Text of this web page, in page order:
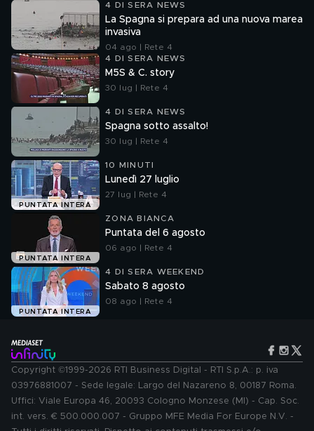
4 DI SERA NEWS
La Spagna si prepara ad una nuova marea
invasiva
04 ago | Rete 4
4 DI SERA NEWS
M5S & C. story
30 lug | Rete 4
4 DI SERA NEWS
Spagna sotto assalto!
30 lug | Rete 4
PUNTATA INTERA
10 MINUTI
Lunedì 27 luglio
27 lug | Rete 4
PUNTATA INTERA
ZONA BIANCA
Puntata del 6 agosto
06 ago | Rete 4
PUNTATA INTERA
4 DI SERA WEEKEND
Sabato 8 agosto
08 ago | Rete 4
Copyright ©1999-2026 RTI Business Digital - RTI S.p.A.: p. iva
03976881007 - Sede legale: Largo del Nazareno 8, 00187 Roma.
Uffici: Viale Europa 46, 20093 Cologno Monzese (MI) - Cap. Soc.
int. vers. € 500.000.007 - Gruppo MFE Media For Europe N.V. -